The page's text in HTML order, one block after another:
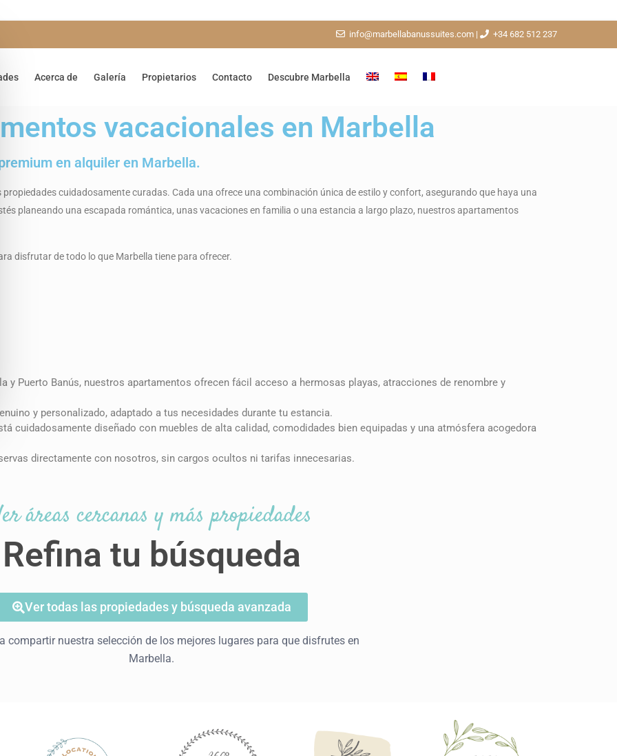
info@marbellabanussuites.com | +34 682 512 237
Acerca de Galería Propietarios Contacto Descubre Marbella
vacacionales en Marbella
en alquiler en Marbella.
propiedades cuidadosamente curadas. Cada una ofrece una combinación única de estilo y confort, asegurando que haya una
planeando una escapada romántica, unas vacaciones en familia o una estancia a largo plazo, nuestros apartamentos
disfrutar de todo lo que Marbella tiene para ofrecer.
y Puerto Banús, nuestros apartamentos ofrecen fácil acceso a hermosas playas, atracciones de renombre y
y personalizado, adaptado a tus necesidades durante tu estancia.
cuidadosamente diseñado con muebles de alta calidad, comodidades bien equipadas y una atmósfera acogedora
directamente con nosotros, sin cargos ocultos ni tarifas innecesarias.
áreas cercanas y más propiedades
Refina tu búsqueda
Ver todas las propiedades y búsqueda avanzada
compartir nuestra selección de los mejores lugares para que disfrutes en
Marbella.